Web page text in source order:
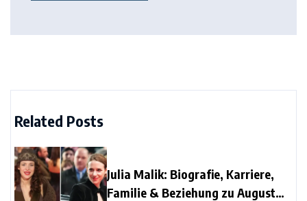
Related Posts
Julia Malik: Biografie, Karriere,
Familie & Beziehung zu August